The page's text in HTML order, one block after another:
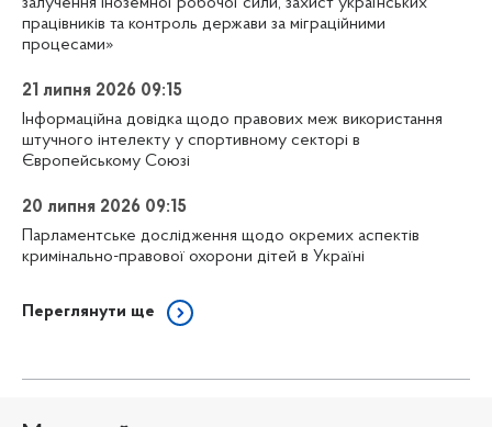
залучення іноземної робочої сили, захист українських
працівників та контроль держави за міграційними
процесами»
21 липня 2026 09:15
Інформаційна довідка щодо правових меж використання
штучного інтелекту у спортивному секторі в
Європейському Союзі
20 липня 2026 09:15
Парламентське дослідження щодо окремих аспектів
кримінально-правової охорони дітей в Україні
Переглянути ще